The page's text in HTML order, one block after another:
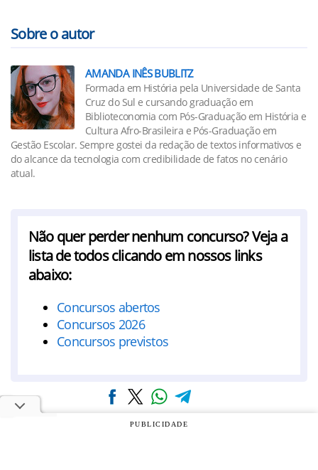
Sobre o autor
AMANDA INÊS BUBLITZ
Formada em História pela Universidade de Santa
Cruz do Sul e cursando graduação em
Biblioteconomia com Pós-Graduação em História e
Cultura Afro-Brasileira e Pós-Graduação em
Gestão Escolar. Sempre gostei da redação de textos informativos e
do alcance da tecnologia com credibilidade de fatos no cenário
atual.
Não quer perder nenhum concurso? Veja a
lista de todos clicando em nossos links
abaixo:
Concursos abertos
Concursos 2026
Concursos previstos
PUBLICIDADE